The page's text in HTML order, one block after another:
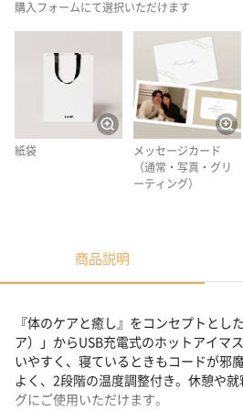
購入フォームにて選択いただけます
紙袋
メッセージカード
（通常・写真・グリ
ーティング）
商品説明
『体のケアと癒し』をコンセプトとし
ア）」からUSB充電式のホットアイマ
いやすく、寝ているときもコードが邪
よく、2段階の温度調整付き。休憩や
グにご使用いただけます。